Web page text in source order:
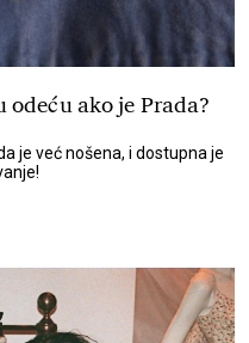
ako je Prada?
je već nošena, i dostupna je